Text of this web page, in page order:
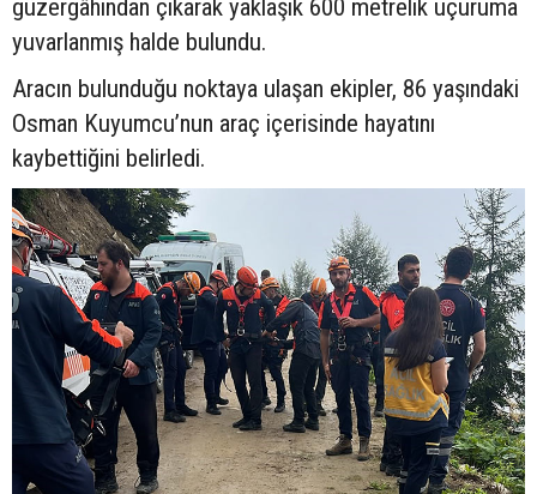
güzergâhından çıkarak yaklaşık 600 metrelik uçuruma
yuvarlanmış halde bulundu.
Aracın bulunduğu noktaya ulaşan ekipler, 86 yaşındaki
Osman Kuyumcu’nun araç içerisinde hayatını
kaybettiğini belirledi.